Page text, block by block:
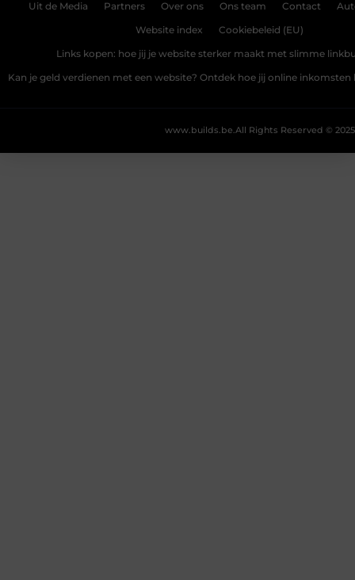
Uit de Media Partners Over ons Ons team Contact
Website index Cookiebeleid (EU)
Links kopen: hoe jij je website sterker maakt met slimme
Kan je geld verdienen met een website? Ontdek hoe jij online
All Rights Reserved © 2025
www.builds.be.